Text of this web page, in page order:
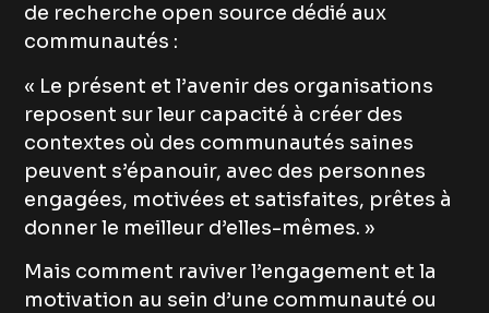
de recherche open source dédié aux
communautés :
« Le présent et l’avenir des organisations
reposent sur leur capacité à créer des
contextes où des communautés saines
peuvent s’épanouir, avec des personnes
engagées, motivées et satisfaites, prêtes à
donner le meilleur d’elles-mêmes. »
Mais comment raviver l’engagement et la
motivation au sein d’une communauté ou